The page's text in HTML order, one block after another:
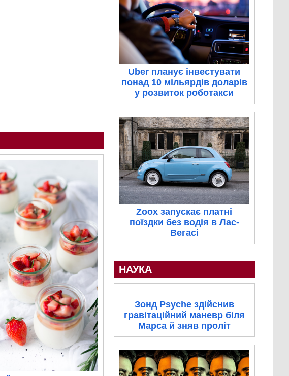
Uber планує інвестувати
понад 10 мільярдів доларів
у розвиток роботакси
Zoox запускає платні
поїздки без водія в Лас-
Вегасі
НАУКА
Зонд Psyche здійснив
гравітаційний маневр біля
Марса й зняв проліт